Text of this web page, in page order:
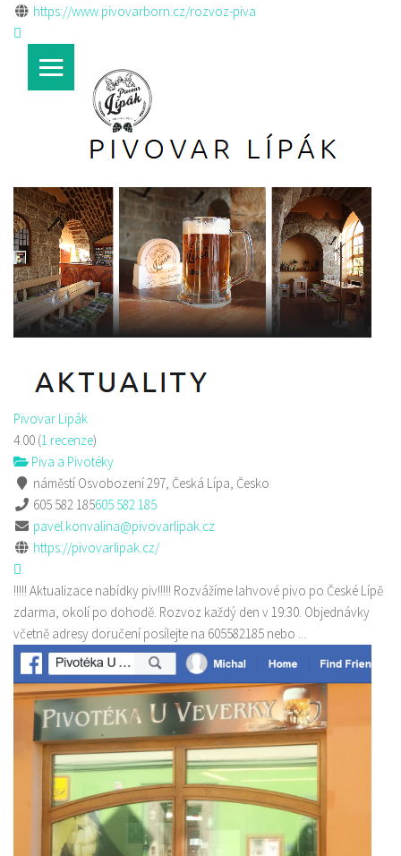
https://www.pivovarborn.cz/rozvoz-piva
Pivovar Lipák
4.00 (1 recenze)
Piva a Pivotéky
náměstí Osvobození 297, Česká Lípa, Česko
605 582 185605 582 185
pavel.konvalina@pivovarlipak.cz
https://pivovarlipak.cz/
!!!!! Aktualizace nabídky piv!!!!! Rozvážíme lahvové pivo po České Lípě
zdarma, okolí po dohodě. Rozvoz každý den v 19:30. Objednávky
včetně adresy doručení posílejte na 605582185 nebo ...